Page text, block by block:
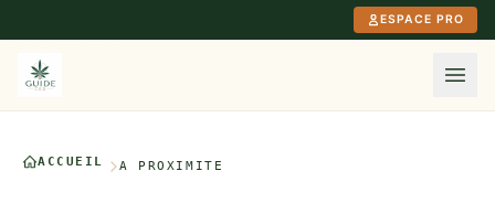
ESPACE PRO
ACCUEIL À PROXIMITÉ